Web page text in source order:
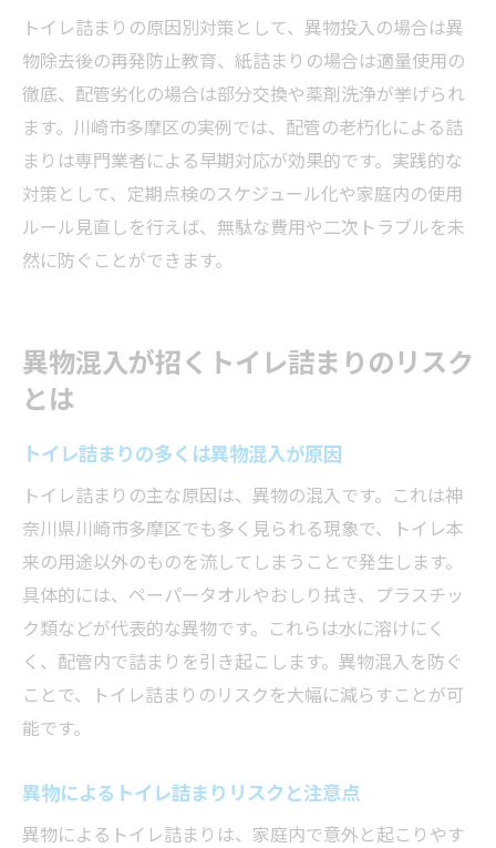
トイレ詰まりの原因別対策として、異物投入の場合は異
物除去後の再発防止教育、紙詰まりの場合は適量使用の
徹底、配管劣化の場合は部分交換や薬剤洗浄が挙げられ
ます。川崎市多摩区の実例では、配管の老朽化による詰
まりは専門業者による早期対応が効果的です。実践的な
対策として、定期点検のスケジュール化や家庭内の使用
ルール見直しを行えば、無駄な費用や二次トラブルを未
然に防ぐことができます。
異物混入が招くトイレ詰まりのリスク
とは
トイレ詰まりの多くは異物混入が原因
トイレ詰まりの主な原因は、異物の混入です。これは神
奈川県川崎市多摩区でも多く見られる現象で、トイレ本
来の用途以外のものを流してしまうことで発生します。
具体的には、ペーパータオルやおしり拭き、プラスチッ
ク類などが代表的な異物です。これらは水に溶けにく
く、配管内で詰まりを引き起こします。異物混入を防ぐ
ことで、トイレ詰まりのリスクを大幅に減らすことが可
能です。
異物によるトイレ詰まりリスクと注意点
異物によるトイレ詰まりは、家庭内で意外と起こりやす